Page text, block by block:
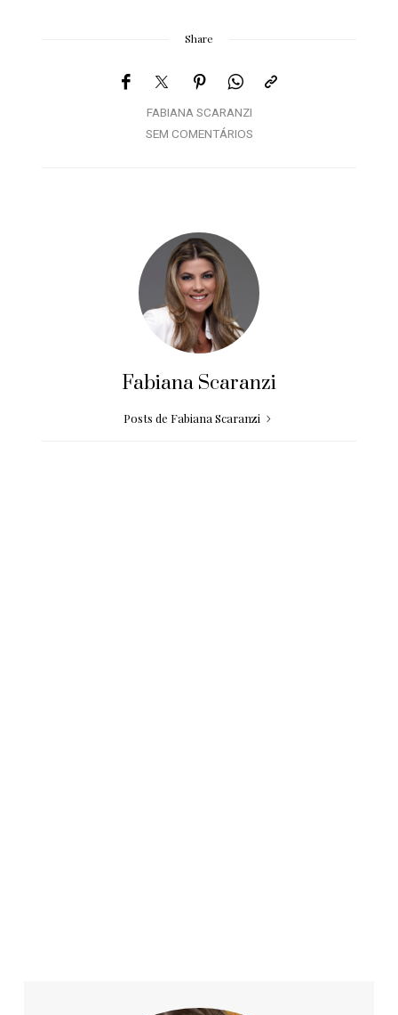
Share
FABIANA SCARANZI
SEM COMENTÁRIOS
Fabiana Scaranzi
Posts de Fabiana Scaranzi